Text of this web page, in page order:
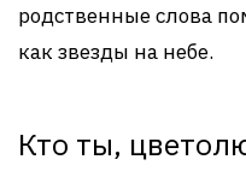
родственные слова
как звезды на небе.
Кто ты,